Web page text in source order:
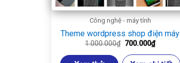
Công nghệ - máy tính
Theme wordpress shop điện máy
1.000.000₫ Giá
là:
700.000₫Giá
hiện
tại